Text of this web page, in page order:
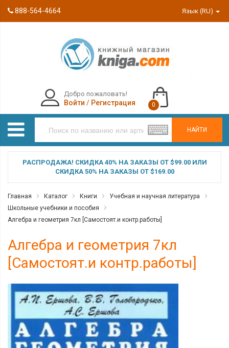
888-564-4664 Язык (RU)
НАЙТИ
Добро пожаловать!
Войти / Регистрация 0
РАСПРОДАЖА! СКИДКА 40% НА ЗАКАЗЫ ОТ $99.00 ИЛИ
СКИДКА 50% НА ЗАКАЗЫ ОТ $169.00
Главная Каталог Книги
Учебная и научная литература
Школьные учебники и пособия
Алгебра и геометрия 7кл [Самостоят.и контр.работы]
Алгебра и геометрия 7кл
[Самостоят.и контр.работы]